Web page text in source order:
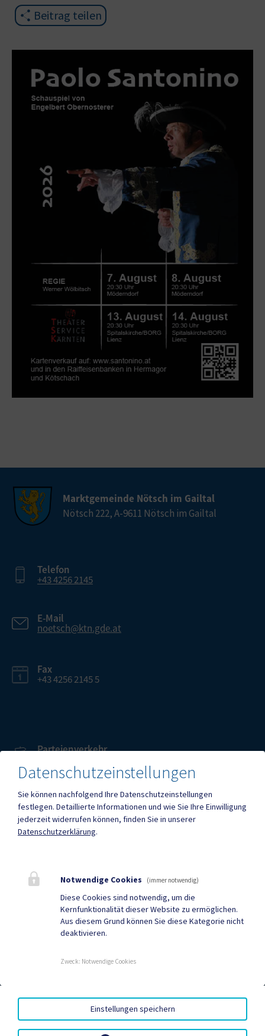
Beitrag teilen
Marktgemeinde Nötsch im Gailtal
Nötsch 222, A-9611 Nötsch im Gailtal
Telefon
+43 4256 2145
E-Mail
noetsch@ktn.gde.at
Fax
+43 4256 2145 5
Parteienverkehr
Amtsstunden
Heute , 08:00 – 12:00 Uhr , 13:00 – 16:30 Uhr
Quicklinks
Geko digital Gemeinde-
Gemeindenachrichten
Neuigkeiten
AMTSSIGNATUR BARRIEREFREIHEIT
SITEMAP|IMPRESSUM
Datenschutzeinstellungen
Sie können nachfolgend Ihre Datenschutzeinstellungen
festlegen. Detaillierte Informationen und wie Sie Ihre Einwilligung
jederzeit widerrufen können, finden Sie in unserer
Datenschutzerklärung.
Notwendige Cookies (immer notwendig)
Diese Cookies sind notwendig, um die
Kernfunktionalität dieser Website zu ermöglichen.
Aus diesem Grund können Sie diese Kategorie nicht
deaktivieren.
Zweck: Notwendige Cookies
Einstellungen speichern